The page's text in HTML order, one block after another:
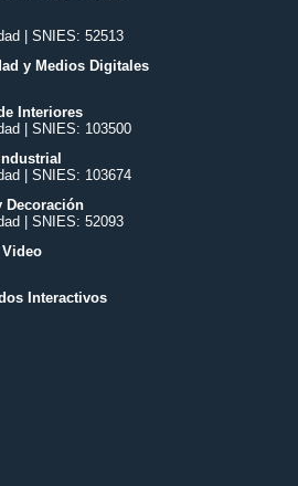
| SNIES: 52513
y Medios Digitales
Interiores
| SNIES: 103500
| SNIES: 103674
Decoración
| SNIES: 52093
Interactivos